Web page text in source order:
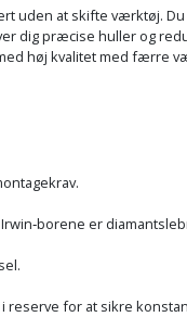
uden at skifte værktøj.
dig præcise huller og
høj kvalitet med færre
er
reserve for at sikre